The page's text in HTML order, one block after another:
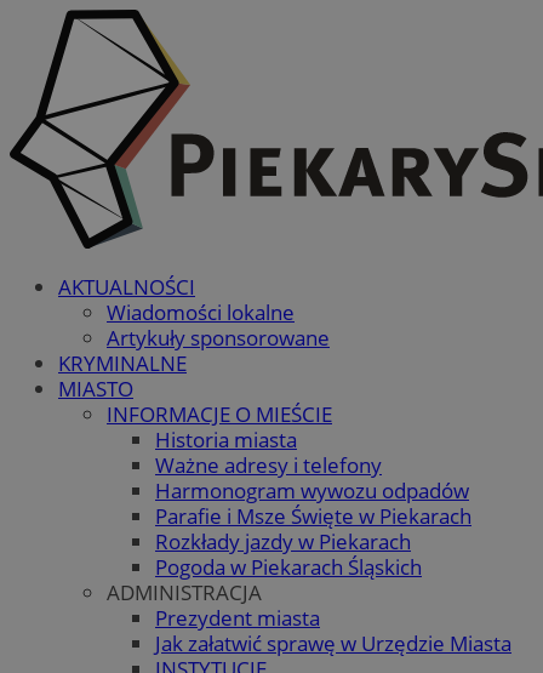
AKTUALNOŚCI
Wiadomości lokalne
Artykuły sponsorowane
KRYMINALNE
MIASTO
INFORMACJE O MIEŚCIE
Historia miasta
Ważne adresy i telefony
Harmonogram wywozu odpadów
Parafie i Msze Święte w Piekarach
Rozkłady jazdy w Piekarach
Pogoda w Piekarach Śląskich
ADMINISTRACJA
Prezydent miasta
Jak załatwić sprawę w Urzędzie Miasta